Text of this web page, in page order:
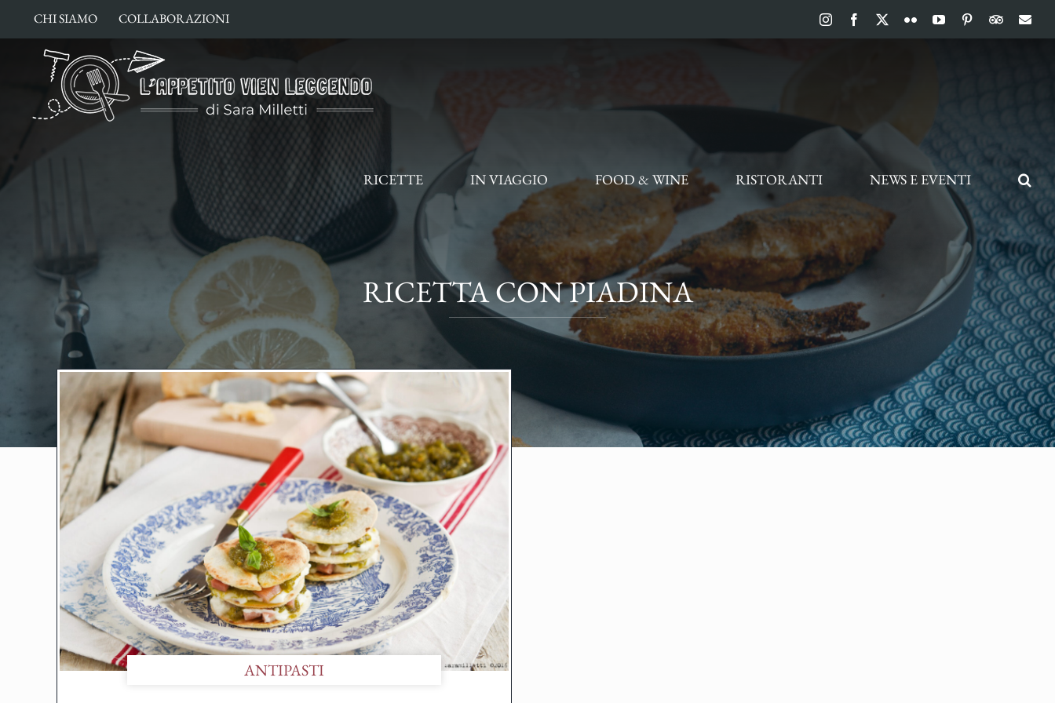
contenuto
CHI SIAMO COLLABORAZIONI InstagramFacebook FlickrYouTubePinterest
RICETTE IN VIAGGIO FOOD & WINE RISTORANTI NEWS E EVENTI
RICETTA CON PIADINA
ANTIPASTI